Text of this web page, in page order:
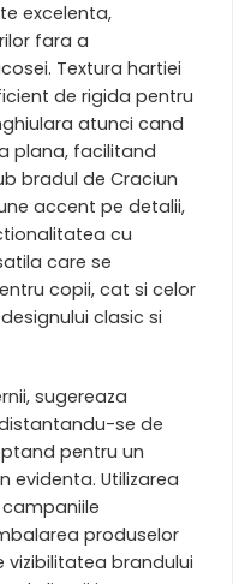
excelenta,
fara a
Textura hartiei
de rigida pentru
atunci cand
plana, facilitand
bradul de Craciun
accent pe detalii,
cu
care se
copii, cat si celor
clasic si
sugereaza
se de
pentru un
evidenta. Utilizarea
produselor
vizibilitatea brandului